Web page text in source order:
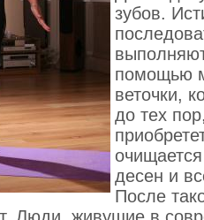
зубов.
помощью
веточки,
до тех
десен и
После